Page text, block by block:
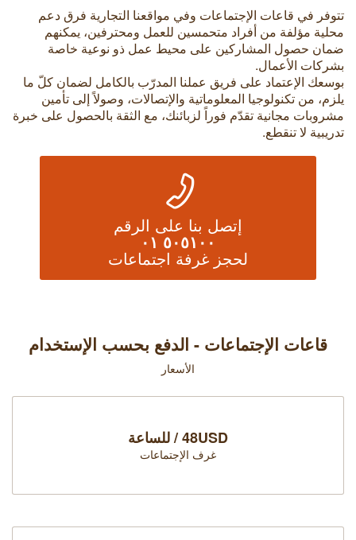
تتوفر في قاعات الإجتماعات وفي مواقعنا التجارية فرق دعم
محلية مؤلفة من أفراد متحمسين للعمل ومحترفين، يمكنهم
ضمان حصول المشاركين على محيط عمل ذو نوعية خاصة
بشركات الأعمال.
بوسعك الإعتماد على فريق عملنا المدرّب بالكامل لضمان كلّ ما
يلزم، من تكنولوجيا المعلوماتية والإتصالات، وصولاً إلى تأمين
مشروبات مجانية تقدّم فوراً لزبائنك، مع الثقة بالحصول على خبرة
تدريبية لا تنقطع.
إتصل بنا على الرقم
٥٠٥١٠٠ ٠١
لحجز غرفة اجتماعات
قاعات الإجتماعات - الدفع بحسب الإستخدام
الأسعار
48USD / للساعة
غرف الإجتماعات